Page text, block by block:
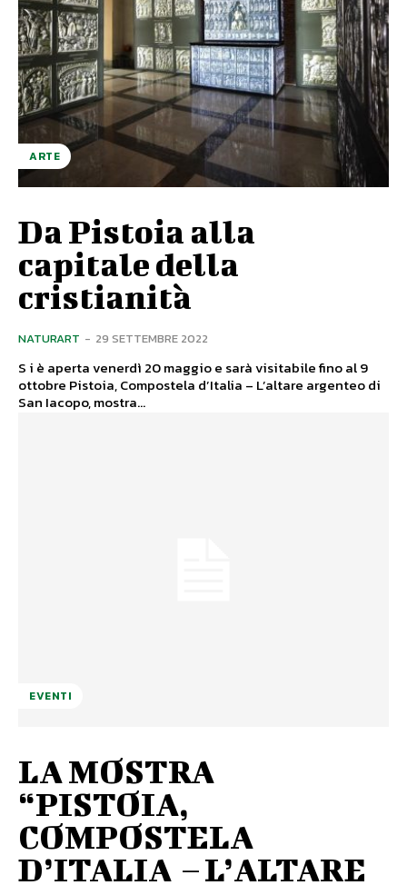
ARTE
Da Pistoia alla
capitale della
cristianità
NATURART - 29 SETTEMBRE 2022
S i è aperta venerdì 20 maggio e sarà visitabile fino al 9
ottobre Pistoia, Compostela d’Italia – L’altare argenteo di
San Iacopo, mostra...
EVENTI
LA MOSTRA
“PISTOIA,
COMPOSTELA
D’ITALIA – L’ALTARE